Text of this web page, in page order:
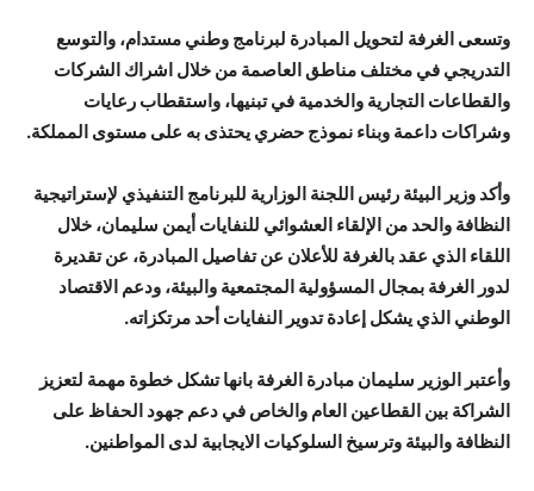
وتسعى الغرفة لتحويل المبادرة لبرنامج وطني مستدام، والتوسع
التدريجي في مختلف مناطق العاصمة من خلال اشراك الشركات
والقطاعات التجارية والخدمية في تبنيها، واستقطاب رعايات
وشراكات داعمة وبناء نموذج حضري يحتذى به على مستوى المملكة.
وأكد وزير البيئة رئيس اللجنة الوزارية للبرنامج التنفيذي لإستراتيجية
النظافة والحد من الإلقاء العشوائي للنفايات أيمن سليمان، خلال
اللقاء الذي عقد بالغرفة للأعلان عن تفاصيل المبادرة، عن تقديرة
لدور الغرفة بمجال المسؤولية المجتمعية والبيئة، ودعم الاقتصاد
الوطني الذي يشكل إعادة تدوير النفايات أحد مرتكزاته.
وأعتبر الوزير سليمان مبادرة الغرفة بانها تشكل خطوة مهمة لتعزيز
الشراكة بين القطاعين العام والخاص في دعم جهود الحفاظ على
النظافة والبيئة وترسيخ السلوكيات الايجابية لدى المواطنين.